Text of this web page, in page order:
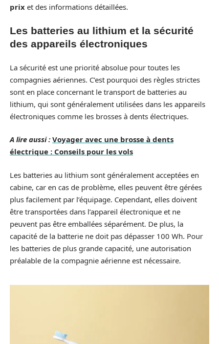
prix et des informations détaillées.
Les batteries au lithium et la sécurité
des appareils électroniques
La sécurité est une priorité absolue pour toutes les
compagnies aériennes. C’est pourquoi des règles strictes
sont en place concernant le transport de batteries au
lithium, qui sont généralement utilisées dans les appareils
électroniques comme les brosses à dents électriques.
A lire aussi : Voyager avec une brosse à dents
électrique : Conseils pour les vols
Les batteries au lithium sont généralement acceptées en
cabine, car en cas de problème, elles peuvent être gérées
plus facilement par l’équipage. Cependant, elles doivent
être transportées dans l’appareil électronique et ne
peuvent pas être emballées séparément. De plus, la
capacité de la batterie ne doit pas dépasser 100 Wh. Pour
les batteries de plus grande capacité, une autorisation
préalable de la compagnie aérienne est nécessaire.